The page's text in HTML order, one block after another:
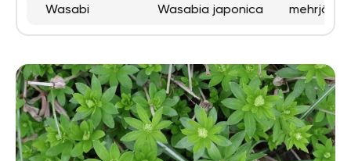
Wasabi Wasabia japonica mehrjährig